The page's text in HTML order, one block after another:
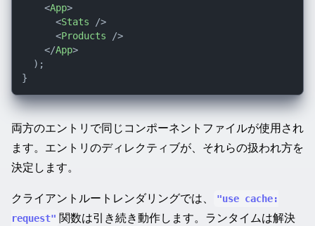
<App>
<Stats />
<Products />
</App>
  );
両方のエントリで同じコンポーネントファイルが使用され
ます。エントリのディレクティブが、それらの扱われ方を
決定します。
クライアントルートレンダリングでは、
"use cache:
request" 関数は引き続き動作します。ランタイムは解決